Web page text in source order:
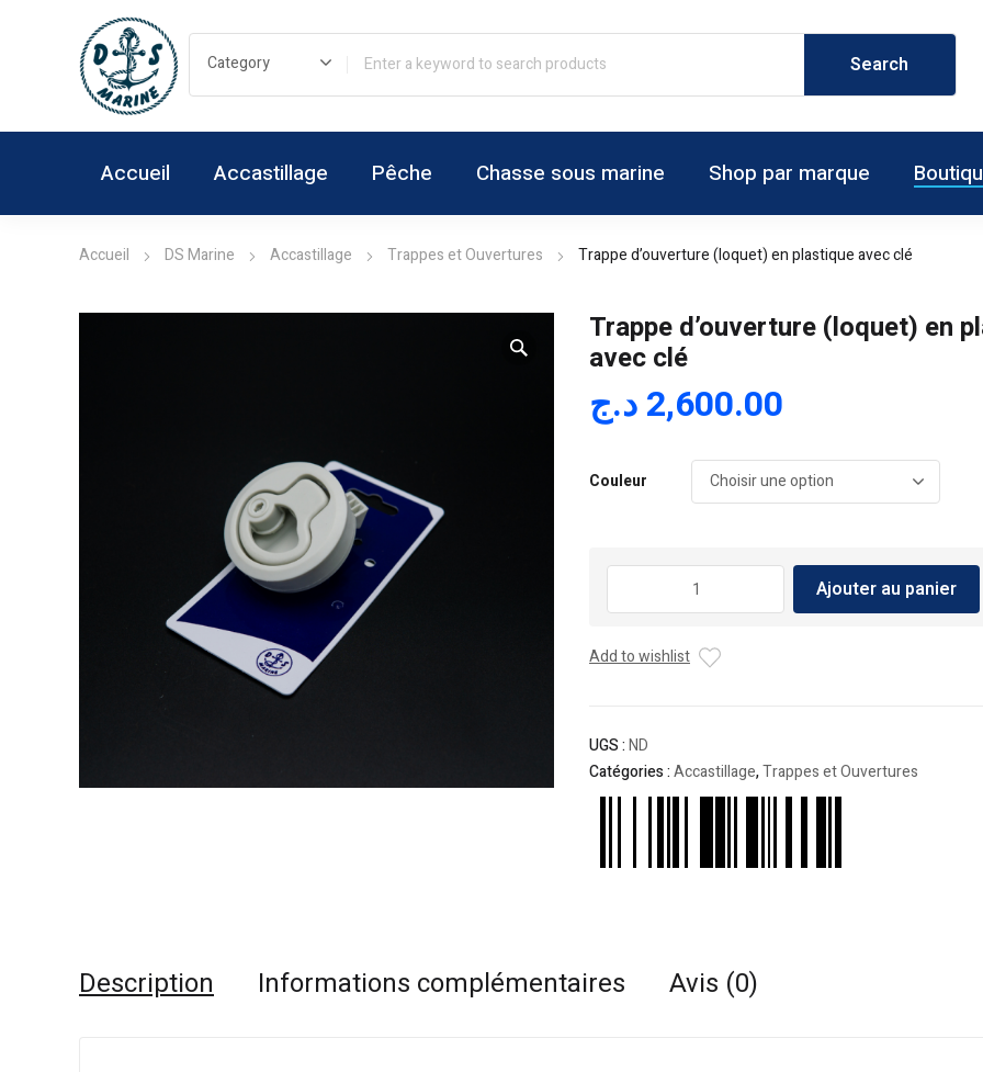
Accueil Accastillage Pêche Chasse sous marine Shop par marque
Accueil DS Marine Accastillage Trappes et Ouvertures Trappe d’ouverture (loquet) en plastique avec clé
Trappe d’ouverture (loquet) en
avec clé
2,600.00د.ج
Couleur
d'ouverture
avec
clé
Ajouter au panier
Add to wishlist
UGS :ND
Catégories :Accastillage,Trappes et Ouvertures
Description Informations complémentaires Avis (0)